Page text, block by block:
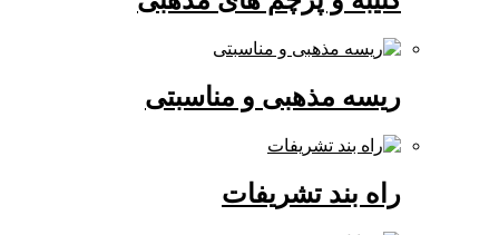
ریسه مذهبی و مناسبتی
راه بند تشریفات